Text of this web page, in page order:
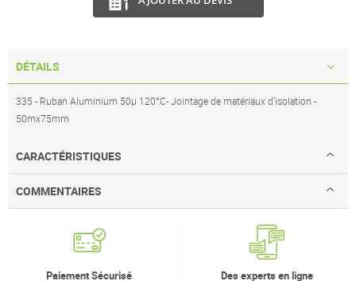
DÉTAILS
335 - Ruban Aluminium 50µ 120°C- Jointage de matériaux d'isolation -
50mx75mm
CARACTÉRISTIQUES
COMMENTAIRES
Paiement Sécurisé Des experts en ligne